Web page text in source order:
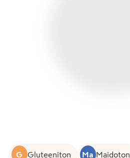
G Gluteeniton Ma Maidoton